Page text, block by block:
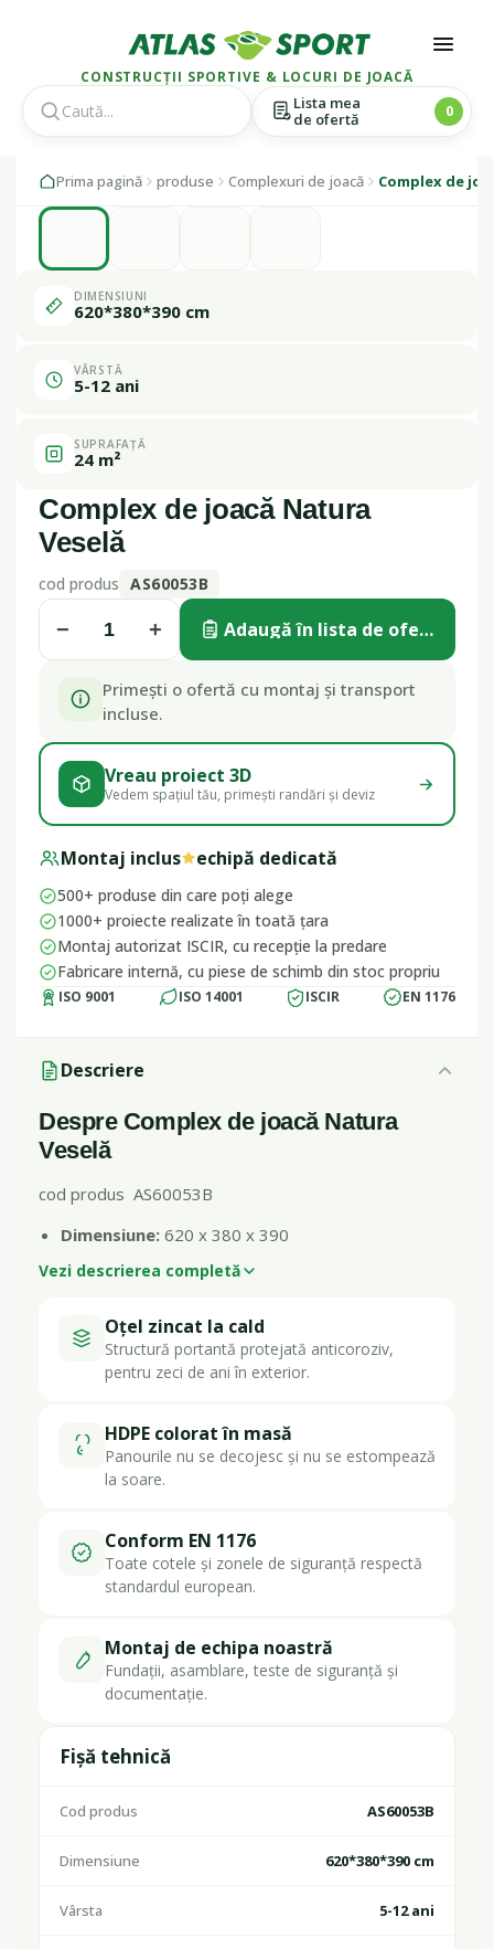
CONSTRUCȚII SPORTIVE & LOCURI DE JOACĂ
Lista mea
de ofertă
0
navigation
content
Prima pagină produse Complexuri de joacă Complex de
1 / 4
DIMENSIUNI
620*380*390 cm
VÂRSTĂ
5-12 ani
SUPRAFAȚĂ
24 m²
Complex de joacă Natura
Veselă
cod produs AS60053B
− + Adaugă în lista de ofertă
Primești o ofertă cu montaj și transport
incluse.
Vreau proiect 3D
Vedem spațiul tău, primești randări și deviz
Montaj inclus echipă dedicată
500+ produse din care poți alege
1000+ proiecte realizate în toată țara
Montaj autorizat ISCIR, cu recepție la predare
Fabricare internă, cu piese de schimb din stoc propriu
ISO 9001 ISO 14001 ISCIR EN 1176
Descriere
Despre Complex de joacă Natura
Veselă
cod produs AS60053B
Dimensiune: 620 x 380 x 390
Vezi descrierea completă
Oțel zincat la cald
Structură portantă protejată anticoroziv,
pentru zeci de ani în exterior.
HDPE colorat în masă
Panourile nu se decojesc și nu se estompează
la soare.
Conform EN 1176
Toate cotele și zonele de siguranță respectă
standardul european.
Montaj de echipa noastră
Fundații, asamblare, teste de siguranță și
documentație.
Fișă tehnică
Cod produs AS60053B
Dimensiune 620*380*390 cm
Vârsta 5-12 ani